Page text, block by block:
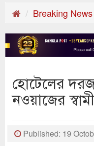
Breaking News
হোটেলের
নওয়াজের
Published: 19